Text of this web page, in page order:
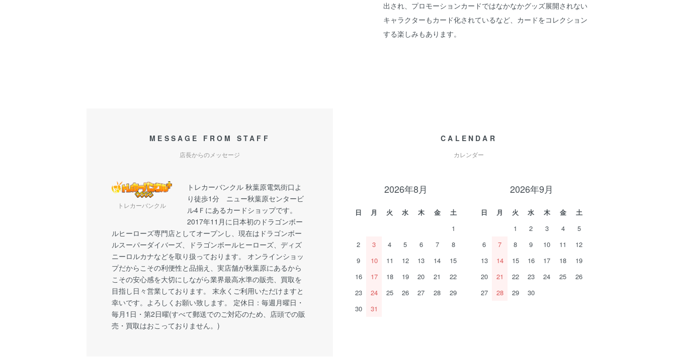
出され、プロモーションカードではなかなかグッズ展開されない
キャラクターもカード化されているなど、カードをコレクション
する楽しみもあります。
MESSAGE FROM STAFF
店長からのメッセージ
トレカーバンクル
トレカーバンクル 秋葉原電気街口よ
り徒歩1分 ニュー秋葉原センタービ
ル4Ｆにあるカードショップです。
2017年11月に日本初のドラゴンボー
ルヒーローズ専門店としてオープンし、現在はドラゴンボー
ルスーパーダイバーズ、ドラゴンボールヒーローズ、ディズ
ニーロルカナなどを取り扱っております。 オンラインショッ
プだからこその利便性と品揃え、実店舗が秋葉原にあるから
こその安心感を大切にしながら業界最高水準の販売、買取を
目指し日々営業しております。 末永くご利用いただけますと
幸いです。よろしくお願い致します。 定休日：毎週月曜日・
毎月1日・第2日曜(すべて郵送でのご対応のため、店頭での販
売・買取はおこっておりません。)
CALENDAR
カレンダー
2026年8月
日 月 火 水 木 金
土
1
2
3 4 5 6 7
8
9
10 11 12 13 14
15
16
17 18 19 20 21
22
23
24 25 26 27 28
29
30
31
2026年9月
日 月 火 水 木 金
土
1
2 3 4
5
6
7 8 9 10 11
12
13
14 15 16 17 18
19
20
21 22 23 24 25
26
27
28 29 30